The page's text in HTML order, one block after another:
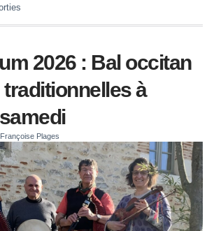
2026 : Bal occitan
à
Plages